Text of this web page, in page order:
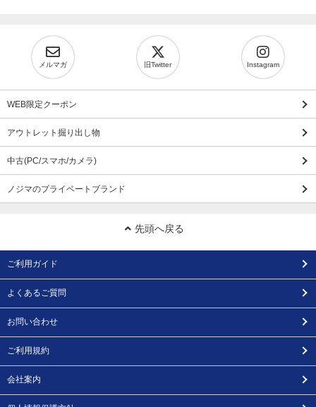
メルマガ 旧Twitter Instagram
WEB限定クーポン
アウトレット掘り出し物
中古(PC/スマホ/カメラ)
ノジマのプライベートブランド
先頭へ戻る
ご利用ガイド
よくあるご質問
お問い合わせ
ご利用規約
会社案内